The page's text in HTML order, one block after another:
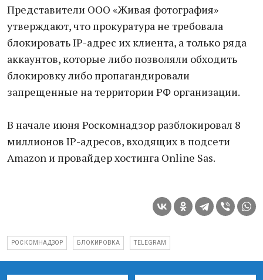
Представители ООО «Живая фотография»
утверждают, что прокуратура не требовала
блокировать IP-адрес их клиента, а только ряда
аккаунтов, которые либо позволяли обходить
блокировку либо пропагандировали
запрещенные на территории РФ организации.
В начале июня Роскомнадзор разблокировал 8
миллионов IP-адресов, входящих в подсети
Amazon и провайдер хостинга Online Sas.
РОСКОМНАДЗОР БЛОКИРОВКА TELEGRAM